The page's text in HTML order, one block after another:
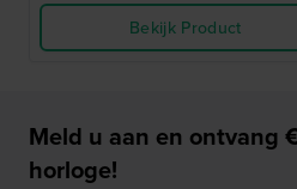
Bekijk Product
Meld u aan en ontvang
horloge!